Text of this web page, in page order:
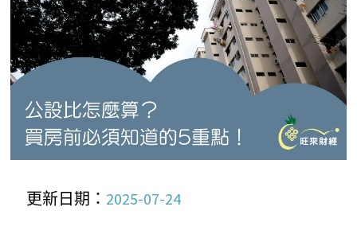
更新日期： 2025-07-24